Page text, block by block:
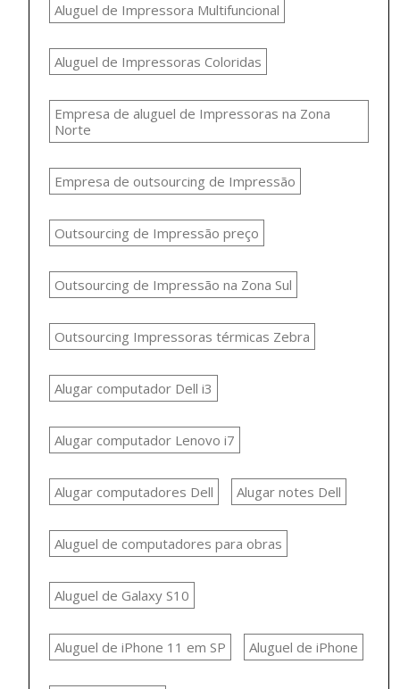
Aluguel de Impressora Multifuncional
Aluguel de Impressoras Coloridas
Empresa de aluguel de Impressoras na Zona
Norte
Empresa de outsourcing de Impressão
Outsourcing de Impressão preço
Outsourcing de Impressão na Zona Sul
Outsourcing Impressoras térmicas Zebra
Alugar computador Dell i3
Alugar computador Lenovo i7
Alugar computadores Dell Alugar notes Dell
Aluguel de computadores para obras
Aluguel de Galaxy S10
Aluguel de iPhone 11 em SP Aluguel de iPhone